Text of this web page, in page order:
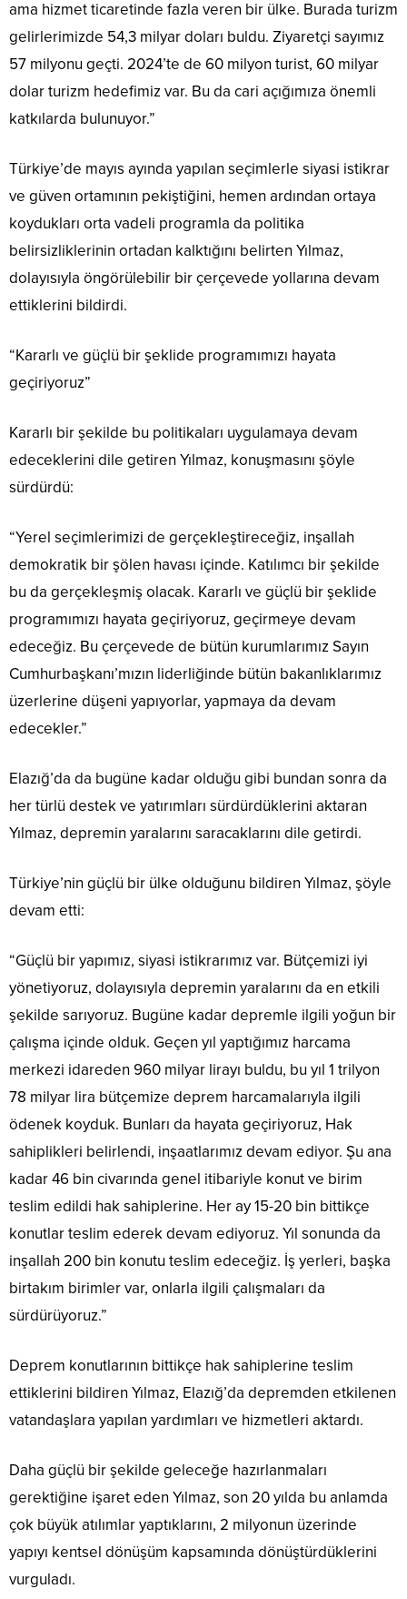
ama hizmet ticaretinde fazla veren bir ülke. Burada turizm
gelirlerimizde 54,3 milyar doları buldu. Ziyaretçi sayımız
57 milyonu geçti. 2024’te de 60 milyon turist, 60 milyar
dolar turizm hedefimiz var. Bu da cari açığımıza önemli
katkılarda bulunuyor.”
Türkiye’de mayıs ayında yapılan seçimlerle siyasi istikrar
ve güven ortamının pekiştiğini, hemen ardından ortaya
koydukları orta vadeli programla da politika
belirsizliklerinin ortadan kalktığını belirten Yılmaz,
dolayısıyla öngörülebilir bir çerçevede yollarına devam
ettiklerini bildirdi.
“Kararlı ve güçlü bir şeklide programımızı hayata
geçiriyoruz”
Kararlı bir şekilde bu politikaları uygulamaya devam
edeceklerini dile getiren Yılmaz, konuşmasını şöyle
sürdürdü:
“Yerel seçimlerimizi de gerçekleştireceğiz, inşallah
demokratik bir şölen havası içinde. Katılımcı bir şekilde
bu da gerçekleşmiş olacak. Kararlı ve güçlü bir şeklide
programımızı hayata geçiriyoruz, geçirmeye devam
edeceğiz. Bu çerçevede de bütün kurumlarımız Sayın
Cumhurbaşkanı’mızın liderliğinde bütün bakanlıklarımız
üzerlerine düşeni yapıyorlar, yapmaya da devam
edecekler.”
Elazığ’da da bugüne kadar olduğu gibi bundan sonra da
her türlü destek ve yatırımları sürdürdüklerini aktaran
Yılmaz, depremin yaralarını saracaklarını dile getirdi.
Türkiye’nin güçlü bir ülke olduğunu bildiren Yılmaz, şöyle
devam etti:
“Güçlü bir yapımız, siyasi istikrarımız var. Bütçemizi iyi
yönetiyoruz, dolayısıyla depremin yaralarını da en etkili
şekilde sarıyoruz. Bugüne kadar depremle ilgili yoğun bir
çalışma içinde olduk. Geçen yıl yaptığımız harcama
merkezi idareden 960 milyar lirayı buldu, bu yıl 1 trilyon
78 milyar lira bütçemize deprem harcamalarıyla ilgili
ödenek koyduk. Bunları da hayata geçiriyoruz, Hak
sahiplikleri belirlendi, inşaatlarımız devam ediyor. Şu ana
kadar 46 bin civarında genel itibariyle konut ve birim
teslim edildi hak sahiplerine. Her ay 15-20 bin bittikçe
konutlar teslim ederek devam ediyoruz. Yıl sonunda da
inşallah 200 bin konutu teslim edeceğiz. İş yerleri, başka
birtakım birimler var, onlarla ilgili çalışmaları da
sürdürüyoruz.”
Deprem konutlarının bittikçe hak sahiplerine teslim
ettiklerini bildiren Yılmaz, Elazığ’da depremden etkilenen
vatandaşlara yapılan yardımları ve hizmetleri aktardı.
Daha güçlü bir şekilde geleceğe hazırlanmaları
gerektiğine işaret eden Yılmaz, son 20 yılda bu anlamda
çok büyük atılımlar yaptıklarını, 2 milyonun üzerinde
yapıyı kentsel dönüşüm kapsamında dönüştürdüklerini
vurguladı.